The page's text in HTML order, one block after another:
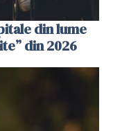
din lume
din 2026